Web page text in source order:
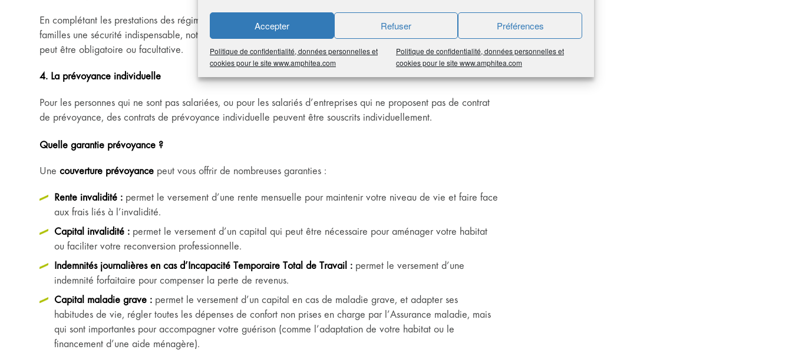
Accepter Refuser Préférences
Politique de confidentialité, données personnelles et
cookies pour le site www.amphitea.com
Politique de confidentialité, données personnelles et
cookies pour le site www.amphitea.com
En complétant les prestations des régimes obligatoires, la prévoyance collective apporte aux salarié et à leurs
familles une sécurité indispensable, notamment pour certains risques lourds comme le décès ou l’invalidité. Elle
peut être obligatoire ou facultative.
4. La prévoyance individuelle
Pour les personnes qui ne sont pas salariées, ou pour les salariés d’entreprises qui ne proposent pas de contrat
de prévoyance, des contrats de prévoyance individuelle peuvent être souscrits individuellement.
Quelle garantie prévoyance ?
Une couverture prévoyance peut vous offrir de nombreuses garanties :
Rente invalidité : permet le versement d’une rente mensuelle pour maintenir votre niveau de vie et faire face
aux frais liés à l’invalidité.
Capital invalidité : permet le versement d’un capital qui peut être nécessaire pour aménager votre habitat
ou faciliter votre reconversion professionnelle.
Indemnités journalières en cas d’Incapacité Temporaire Total de Travail : permet le versement d’une
indemnité forfaitaire pour compenser la perte de revenus.
Capital maladie grave : permet le versement d’un capital en cas de maladie grave, et adapter ses
habitudes de vie, régler toutes les dépenses de confort non prises en charge par l’Assurance maladie, mais
qui sont importantes pour accompagner votre guérison (comme l’adaptation de votre habitat ou le
financement d’une aide ménagère).